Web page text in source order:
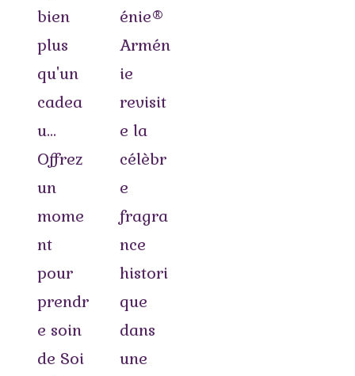
bien
plus
qu'un
cadea
u…
Offrez
un
mome
nt
pour
prendr
e soin
de Soi
énie®
Armén
ie
revisit
e la
célèbr
e
fragra
nce
histori
que
dans
une